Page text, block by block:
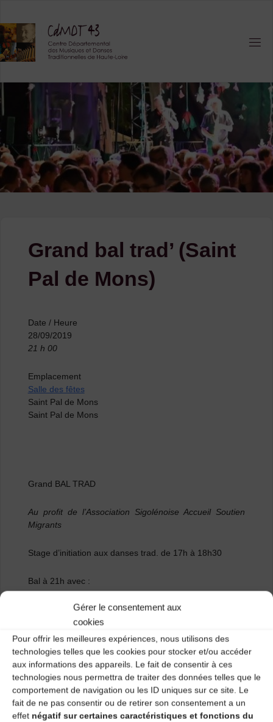
Gérer le consentement aux
cookies
Pour offrir les meilleures expériences, nous utilisons des
technologies telles que les cookies pour stocker et/ou accéder
aux informations des appareils. Le fait de consentir à ces
technologies nous permettra de traiter des données telles que le
comportement de navigation ou les ID uniques sur ce site. Le
fait de ne pas consentir ou de retirer son consentement a un
effet négatif sur certaines caractéristiques et fonctions du
content
Grand bal trad’ (Saint
Pal de Mons)
Date / Heure
28/09/2019
21 h 00
Emplacement
Salle des fêtes
Saint Pal de Mons
Saint Pal de Mons
Grand BAL TRAD
Au profit de l’Association Sigolénoise Accueil Soutien
Migrants
Stage d’initiation aux danses trad. de 17h à 18h30
Bal à 21h avec :
Les Cigales Vellaves
Passe ton Morceau
Ascahire
Entrée Bal: 8 euros (+ de 16 ans)
Stage : 5 € ou Stage + Bal : 10 €
Renseignements & inscription au : 06 88 40 71 25
Catégories